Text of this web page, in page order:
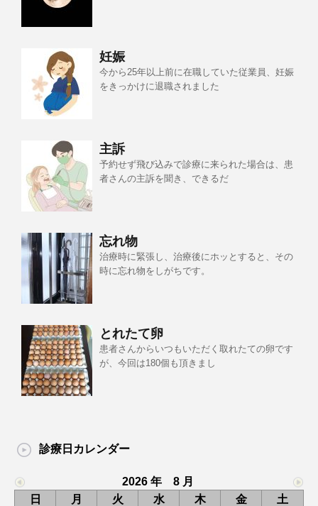
妊娠
今から25年以上前に在職していた従業員、妊娠
をきっかけに退職されました
主訴
予約せず飛び込みで診療に来られた場合は、患
者さんの主訴を聞き、できるだ
忘れ物
治療時に緊張し、治療後にホッとすると、その
時に忘れ物をしがちです。
とれたて卵
患者さんからいつもいただく取れたての卵です
が、今回は180個も頂きまし
診療日カレンダー
2026 年 8 月
日
月 火 水 木 金
土